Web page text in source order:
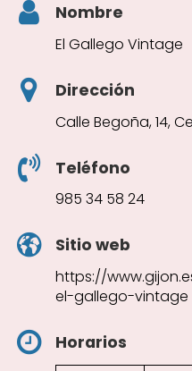
Nombre
El Gallego Vintage
Dirección
Calle Begoña, 14,
Teléfono
985 34 58 24
Sitio web
https://
el-gallego-vintage
Horarios